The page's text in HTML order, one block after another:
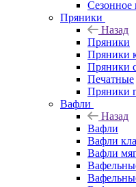
Сезонное
Пряники
Назад
Пряники
Пряники
Пряники
Печатные
Пряники
Вафли
Назад
Вафли
Вафли
Вафли